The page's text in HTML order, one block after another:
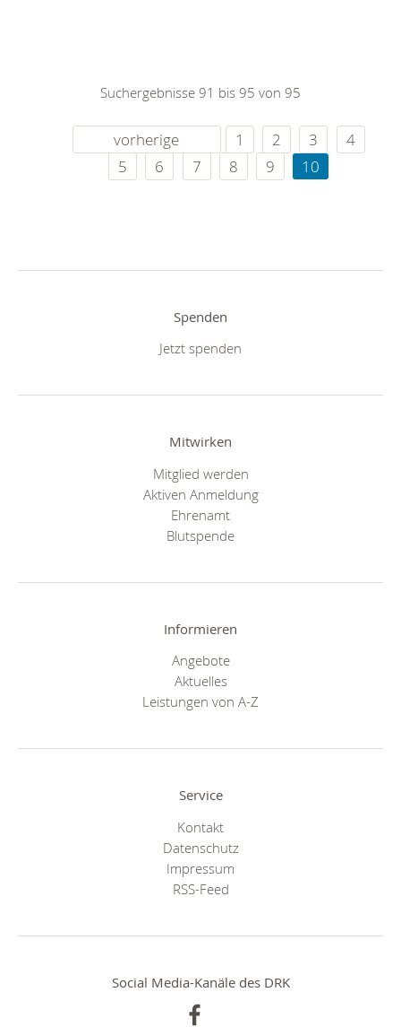
Suchergebnisse 91 bis 95 von 95
vorherige 1 2 3
4
5
6 7 8 9 10
Spenden
Jetzt spenden
Mitwirken
Mitglied werden
Aktiven Anmeldung
Ehrenamt
Blutspende
Informieren
Angebote
Aktuelles
Leistungen von A-Z
Service
Kontakt
Datenschutz
Impressum
RSS-Feed
Social Media-Kanäle des DRK